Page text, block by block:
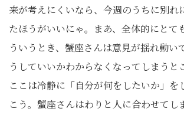
来が考えにくいなら、今週のうちに別れ
たほうがいいにゃ。まあ、全体的にとて
ういうとき、蟹座さんは意見が揺れ動い
うしていいかわからなくなってしまうと
ここは冷静に「自分が何をしたいか」を
こう。蟹座さんはわりと人に合わせてし